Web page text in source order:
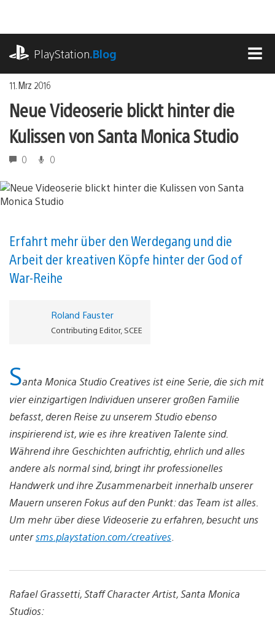
springen
PlayStation.Blog
11. Mrz 2016
Neue Videoserie blickt hinter die
Kulissen von Santa Monica Studio
0 0
Erfahrt mehr über den Werdegang und die
Arbeit der kreativen Köpfe hinter der God of
War-Reihe
Roland Fauster
Contributing Editor, SCEE
Santa Monica Studio Creatives ist eine Serie, die sich mit
vier einzigartigen Individuen unserer großen Familie
befasst, deren Reise zu unserem Studio ebenso
inspirierend ist, wie es ihre kreativen Talente sind.
Während ihre Geschichten aufrichtig, ehrlich und alles
andere als normal sind, bringt ihr professionelles
Handwerk und ihre Zusammenarbeit innerhalb unserer
Mauern unseren Fokus auf den Punkt: das Team ist alles.
Um mehr über diese Videoserie zu erfahren, besucht uns
untersms.playstation.com/creatives
Rafael Grassetti, Staff Character Artist, Santa Monica
Studios: